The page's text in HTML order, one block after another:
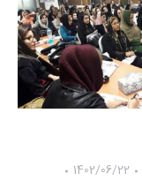
1402/06/22